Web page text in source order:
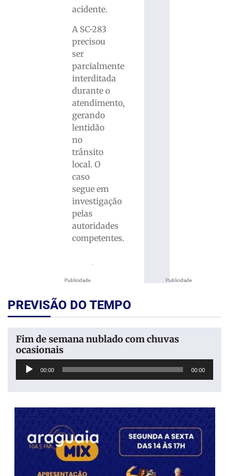
Publicidade
acidente.
A SC-283
precisou
ser
parcialmente
interditada
durante o
atendimento,
gerando
lentidão
no
trânsito
local. O
caso
segue em
investigação
pelas
autoridades
competentes.
Publicidade
PREVISÃO DO TEMPO
Fim de semana nublado com chuvas
ocasionais
Tocador
00:00 00:00